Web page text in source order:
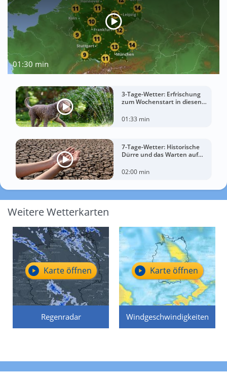
01:30 min
3-Tage-Wetter: Erfrischung
zum Wochenstart in diesen
01:33 min
7-Tage-Wetter: Historische
Dürre und das Warten auf
02:00 min
Weitere Wetterkarten
Regenradar
Karte öffnen
Windgeschwindigkeiten
Karte öffnen